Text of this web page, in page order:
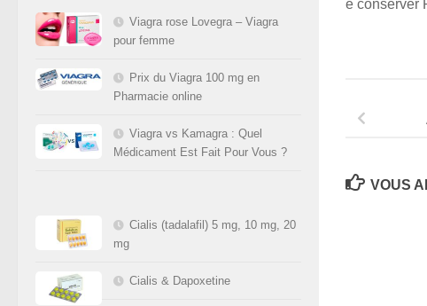
e conserver
VOUS
Viagra rose Lovegra – Viagra
pour femme
Prix du Viagra 100 mg en
Pharmacie online
Viagra vs Kamagra : Quel
Médicament Est Fait Pour Vous ?
Cialis (tadalafil) 5 mg, 10 mg, 20
mg
Cialis & Dapoxetine